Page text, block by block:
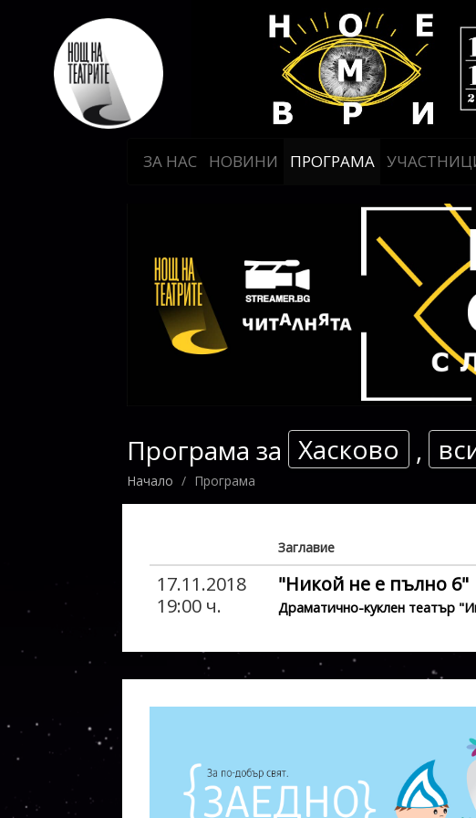
ЗА НАС НОВИНИ ПРОГРАМА
Програма за Хасково ,
Начало Програма
Заглавие
17.11.2018
19:00 ч.
"Никой не е пълно 6"
Драматично-куклен театър